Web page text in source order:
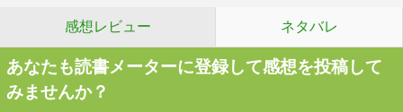
感想レビュー ネタバレ
あなたも読書メーターに登録して感想を投稿して
みませんか？